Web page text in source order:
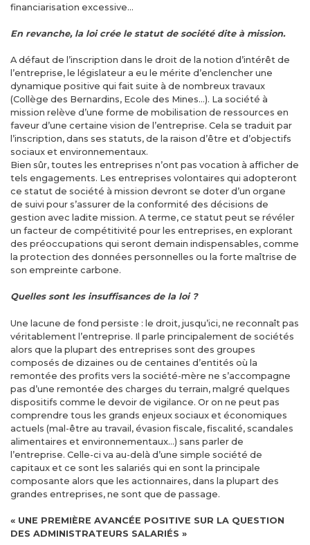
financiarisation excessive…
En revanche, la loi crée le statut de société dite à mission.
A défaut de l’inscription dans le droit de la notion d’intérêt de
l’entreprise, le législateur a eu le mérite d’enclencher une
dynamique positive qui fait suite à de nombreux travaux
(Collège des Bernardins, Ecole des Mines…). La société à
mission relève d’une forme de mobilisation de ressources en
faveur d’une certaine vision de l’entreprise. Cela se traduit par
l’inscription, dans ses statuts, de la raison d’être et d’objectifs
sociaux et environnementaux.
Bien sûr, toutes les entreprises n’ont pas vocation à afficher de
tels engagements. Les entreprises volontaires qui adopteront
ce statut de société à mission devront se doter d’un organe
de suivi pour s’assurer de la conformité des décisions de
gestion avec ladite mission. A terme, ce statut peut se révéler
un facteur de compétitivité pour les entreprises, en explorant
des préoccupations qui seront demain indispensables, comme
la protection des données personnelles ou la forte maîtrise de
son empreinte carbone.
Quelles sont les insuffisances de la loi ?
Une lacune de fond persiste : le droit, jusqu’ici, ne reconnaît pas
véritablement l’entreprise. Il parle principalement de sociétés
alors que la plupart des entreprises sont des groupes
composés de dizaines ou de centaines d’entités où la
remontée des profits vers la société-mère ne s’accompagne
pas d’une remontée des charges du terrain, malgré quelques
dispositifs comme le devoir de vigilance. Or on ne peut pas
comprendre tous les grands enjeux sociaux et économiques
actuels (mal-être au travail, évasion fiscale, fiscalité, scandales
alimentaires et environnementaux…) sans parler de
l’entreprise. Celle-ci va au-delà d’une simple société de
capitaux et ce sont les salariés qui en sont la principale
composante alors que les actionnaires, dans la plupart des
grandes entreprises, ne sont que de passage.
« UNE PREMIÈRE AVANCÉE POSITIVE SUR LA QUESTION
DES ADMINISTRATEURS SALARIÉS »